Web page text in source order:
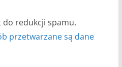
do redukcji spamu.
przetwarzane są dane